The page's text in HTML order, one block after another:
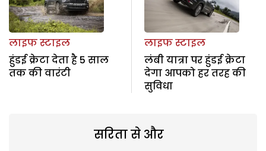
लाइफ स्टाइल
हुंडई क्रेटा देता है 5 साल
तक की वारंटी
लाइफ स्टाइल
लंबी यात्रा पर हुंडई क्रेटा
देगा आपको हर तरह की
सुविधा
सरिता से और